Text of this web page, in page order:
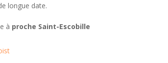
longue date.
à proche Saint-Escobille